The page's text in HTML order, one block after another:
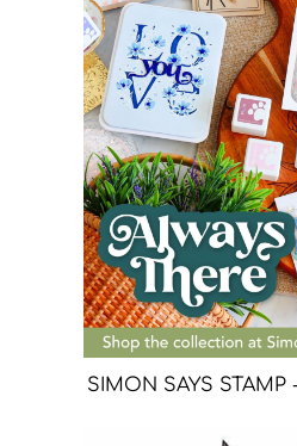
SIMON SAYS STAMP